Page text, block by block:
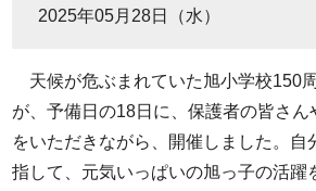
2025年05月28日（水）
天候が危ぶまれていた旭小学校150
が、予備日の18日に、保護者の皆さん
をいただきながら、開催しました。自
指して、元気いっぱいの旭っ子の活躍